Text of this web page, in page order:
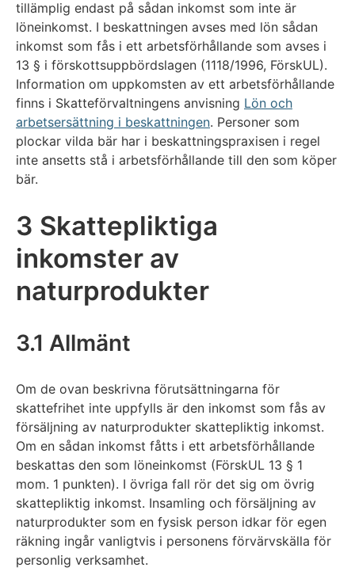
tillämplig endast på sådan inkomst som inte är
löneinkomst. I beskattningen avses med lön sådan
inkomst som fås i ett arbetsförhållande som avses i
13 § i förskottsuppbördslagen (1118/1996, FörskUL).
Information om uppkomsten av ett arbetsförhållande
finns i Skatteförvaltningens anvisning Lön och
arbetsersättning i beskattningen. Personer som
plockar vilda bär har i beskattningspraxisen i regel
inte ansetts stå i arbetsförhållande till den som köper
bär.
3 Skattepliktiga
inkomster av
naturprodukter
3.1 Allmänt
Om de ovan beskrivna förutsättningarna för
skattefrihet inte uppfylls är den inkomst som fås av
försäljning av naturprodukter skattepliktig inkomst.
Om en sådan inkomst fåtts i ett arbetsförhållande
beskattas den som löneinkomst (FörskUL 13 § 1
mom. 1 punkten). I övriga fall rör det sig om övrig
skattepliktig inkomst. Insamling och försäljning av
naturprodukter som en fysisk person idkar för egen
räkning ingår vanligtvis i personens förvärvskälla för
personlig verksamhet.